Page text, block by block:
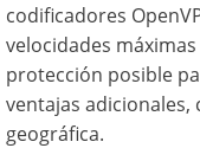
codificadores
velocidades
protección posible
ventajas
geográfica.